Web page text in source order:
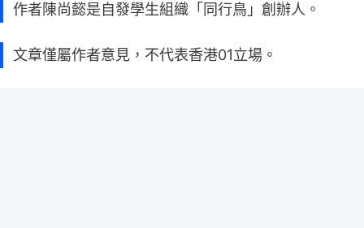
作者陳尚懿是自發學生組織「同行鳥」創辦人。
文章僅屬作者意見，不代表香港01立場。